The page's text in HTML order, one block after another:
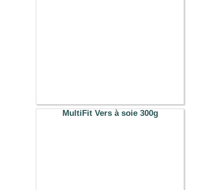
MultiFit Vers à soie 300g